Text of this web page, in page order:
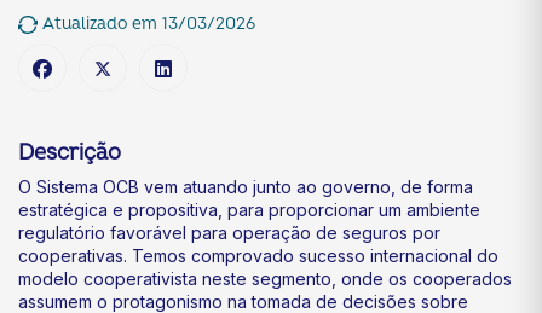
Atualizado em 13/03/2026
Descrição
O Sistema OCB vem atuando junto ao governo, de forma
estratégica e propositiva, para proporcionar um ambiente
regulatório favorável para operação de seguros por
cooperativas. Temos comprovado sucesso internacional do
modelo cooperativista neste segmento, onde os cooperados
assumem o protagonismo na tomada de decisões sobre